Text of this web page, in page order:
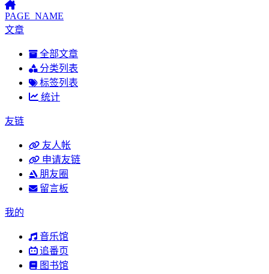
PAGE_NAME
文章
全部文章
分类列表
标签列表
统计
友链
友人帐
申请友链
朋友圈
留言板
我的
音乐馆
追番页
图书馆